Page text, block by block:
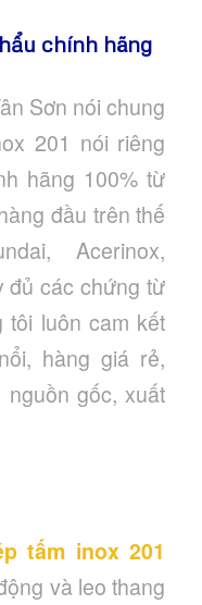
chính hãng
Sơn nói chung
201 nói riêng
hãng 100% từ
đầu trên thế
Acerinox,
đủ các chứng từ
tôi luôn cam kết
hàng giá rẻ,
gốc, xuất
tấm inox 201
và leo thang